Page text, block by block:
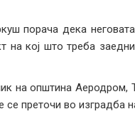
порача дека
на кој што треба
на општина Аеродром,
преточи во изградба